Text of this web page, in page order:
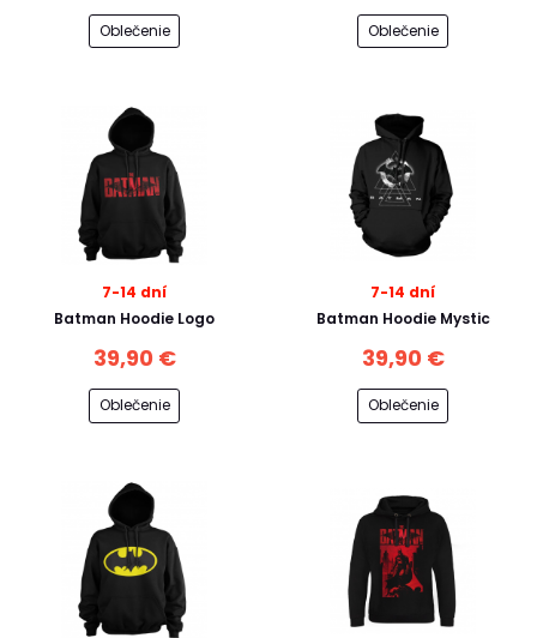
Oblečenie Oblečenie
7-14 dní
Batman Hoodie Logo
39,90 €
Oblečenie
7-14 dní
Batman Hoodie Mystic
39,90 €
Oblečenie